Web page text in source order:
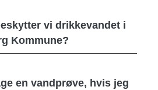
vi drikkevandet i
Kommune?
en vandprøve, hvis jeg